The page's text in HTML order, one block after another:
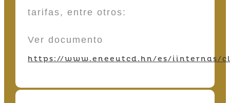
tarifas, entre otros:
Ver documento
https://www.eneeutcd.hn/es/iinternas/